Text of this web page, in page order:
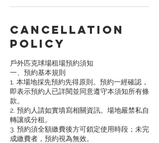
Cancellation
Policy
戶外匹克球場租場預約須知
一、預約基本規則
1. 本場地採先預約先得原則。預約一經確認，
即表示預約人已詳閱並同意遵守本須知所有條
款。
2. 預約人請如實填寫相關資訊。場地嚴禁私自
轉讓或分租。
3. 預約須全額繳費後方可鎖定使用時段；未完
成繳費者，預約視為無效。